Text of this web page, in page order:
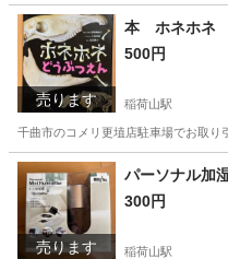
売ります
本 ホネホネ
500円
稲荷山駅
千曲市のコメリ更埴店駐車場でお取り
長野 千曲市 稲荷山駅
売ります
パーソナル加
300円
稲荷山駅